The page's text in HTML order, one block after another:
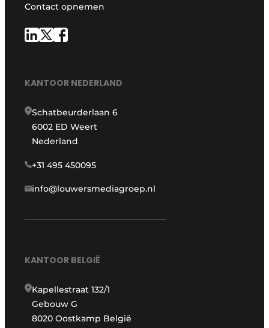
Contact opnemen
KANTOOR NEDERLAND
Schatbeurderlaan 6
6002 ED Weert
Nederland
+31 495 450095
info@louwersmediagroep.nl
KANTOOR BELGIË
Kapellestraat 132/1
Gebouw G
8020 Oostkamp België